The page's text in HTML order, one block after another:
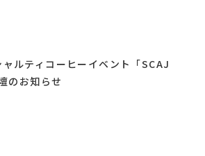
ャルティコーヒーイベント「SCAJ
のお知らせ